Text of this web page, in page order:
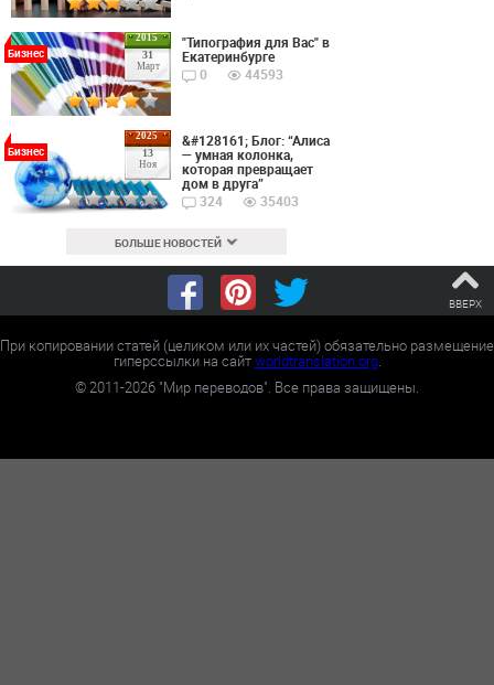
2015
31
Март
Бизнес
"Типография для Вас" в
Екатеринбурге
0
44593
2025
13
Ноя
Бизнес
&#128161; Блог: “Алиса
— умная колонка,
которая превращает
дом в друга”
324
35403
БОЛЬШЕ НОВОСТЕЙ
ВВЕРХ
При копировании статей (целиком или их частей) обязательно размещение
гиперссылки на сайтworldtranslation.org.
©2011-2026 "Мир переводов". Все права защищены.